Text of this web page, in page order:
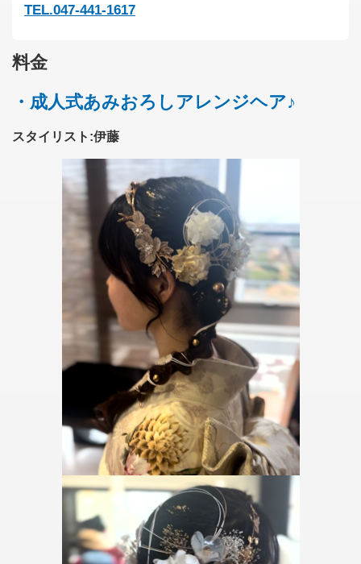
TEL.047-441-1617
料金
・成人式あみおろしアレンジヘア♪
スタイリスト:伊藤